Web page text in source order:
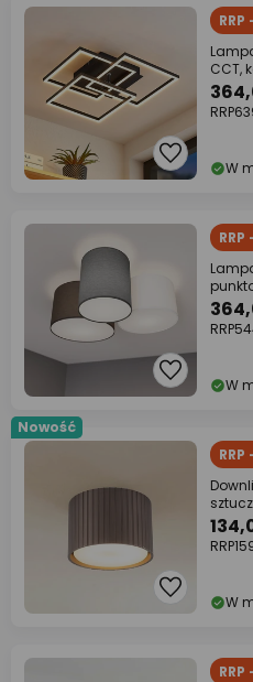
RRP
CCT,
RRP
W
RRP
RRP
W
Nowość
RRP
RRP
W
RRP